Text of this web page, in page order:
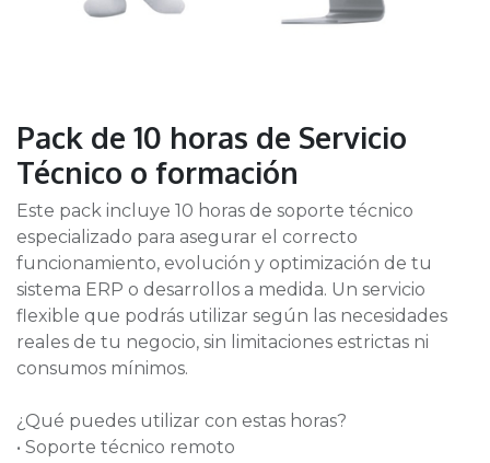
Pack de 10 horas de Servicio
Técnico o formación
Este pack incluye 10 horas de soporte técnico
especializado para asegurar el correcto
funcionamiento, evolución y optimización de tu
sistema ERP o desarrollos a medida. Un servicio
flexible que podrás utilizar según las necesidades
reales de tu negocio, sin limitaciones estrictas ni
consumos mínimos.
¿Qué puedes utilizar con estas horas?
• Soporte técnico remoto